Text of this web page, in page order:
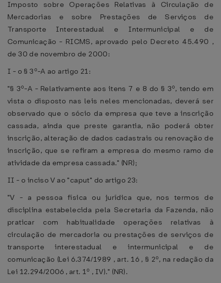
Imposto sobre Operações Relativas à Circulação de
Mercadorias e sobre Prestações de Serviços de
Transporte Interestadual e Intermunicipal e de
Comunicação - RICMS, aprovado pelo Decreto 45.490 ,
de 30 de novembro de 2000:
I - o § 3º-A ao artigo 21:
"§ 3º-A - Relativamente aos itens 7 e 8 do § 3º, tendo em
vista o disposto nas leis neles mencionadas, deverá ser
observado que o sócio da empresa que teve a inscrição
cassada, ainda que preste garantia, não poderá obter
inscrição, alteração de dados cadastrais ou renovação de
inscrição, que se refiram a empresa do mesmo ramo de
atividade da empresa cassada." (NR);
II - o inciso V ao "caput" do artigo 23:
"V - a pessoa física ou jurídica que, nos termos de
disciplina estabelecida pela Secretaria da Fazenda, não
praticar com habitualidade operações relativas à
circulação de mercadoria ou prestações de serviços de
transporte interestadual e intermunicipal e de
comunicação (Lei 6.374/1989 , art. 16 , § 2º, na redação da
Lei 12.294/2006 , art. 1º , IV)." (NR).